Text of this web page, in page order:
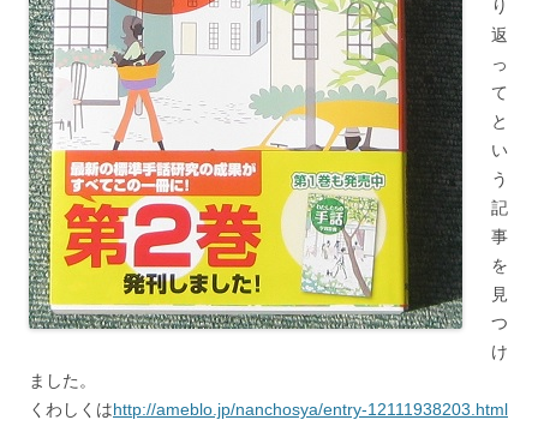
り
返
っ
て
と
い
う
記
事
を
見
つ
け
ました。
くわしくはhttp://ameblo.jp/nanchosya/entry-12111938203.html